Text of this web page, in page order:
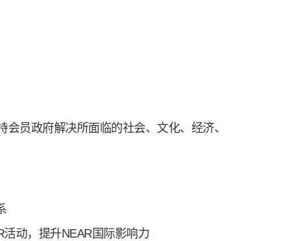
员政府解决所面临的社会、文化、经济、
动，提升NEAR国际影响力